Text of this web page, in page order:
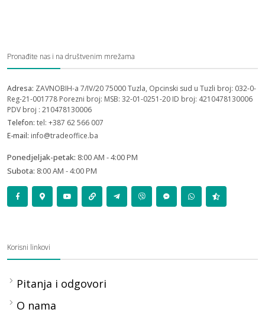
Pronađite nas i na društvenim mrežama
Adresa: ZAVNOBIH-a 7/IV/20 75000 Tuzla, Opcinski sud u Tuzli broj: 032-0-
Reg-21-001778 Porezni broj: MSB: 32-01-0251-20 ID broj: 4210478130006
PDV broj : 210478130006
Telefon: tel: +387 62 566 007
E-mail: info@tradeoffice.ba
Ponedjeljak-petak: 8:00 AM - 4:00 PM
Subota: 8:00 AM - 4:00 PM
Korisni linkovi
Pitanja i odgovori
O nama